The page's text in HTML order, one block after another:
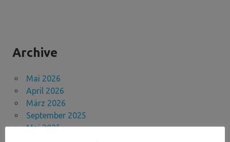
Archive
Mai 2026
April 2026
März 2026
September 2025
Mai 2025